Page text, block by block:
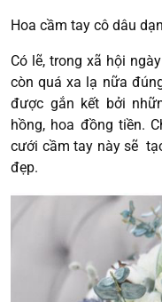
Hoa cầm tay cô dâu
Có lẽ, trong xã hội
còn quá xa lạ nữa
được gắn kết bởi
hồng, hoa đồng tiền.
cưới cầm tay này sẽ
đẹp.